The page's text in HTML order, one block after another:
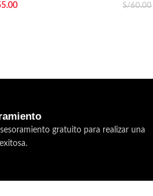
S/60.00
gratuito para realizar una